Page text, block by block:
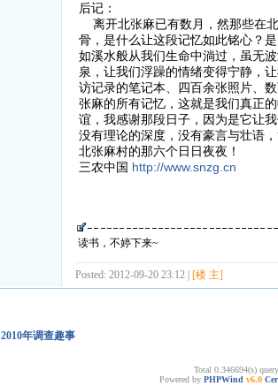
后记：
离开北张麻已有数月，然那些在
骨，是什么让这段记忆如此铭心？
如溪水般从我们生命中淌过，虽无
泉，让我们浮躁的情绪变得宁静，
访记录的笔记本、四百余张照片、
张麻的所有记忆，这就是我们真正
谊，我感谢那段日子，因为是它让
没有理论的深度，没有豪言与壮语
北张麻村的那六个日日夜夜！
三农中国 http://www.snzg.cn
读书，不婷下来~
Posted: 2012-09-20 23:12 | [楼 主]
2010年调查趣事
Total 0.346694(s)
Powered by PHPWind v6.0